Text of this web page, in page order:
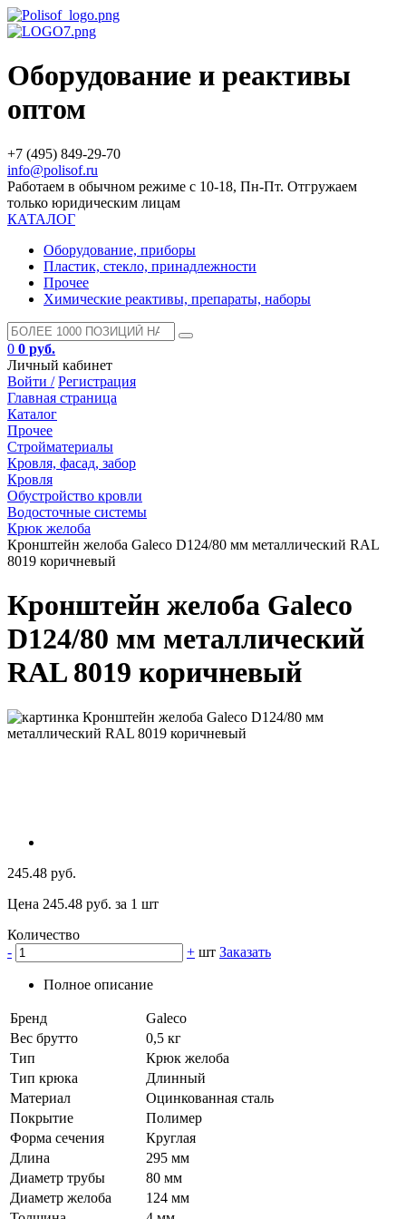
Оборудование и реактивы
оптом
+7 (495) 849-29-70
info@polisof.ru
Работаем в обычном режиме с 10-18, Пн-Пт. Отгружаем
только юридическим лицам
КАТАЛОГ
Оборудование, приборы
Пластик, стекло, принадлежности
Прочее
Химические реактивы, препараты, наборы
0 0 руб.
Личный кабинет
Войти / Регистрация
Главная страница
Каталог
Прочее
Стройматериалы
Кровля, фасад, забор
Кровля
Обустройство кровли
Водосточные системы
Крюк желоба
Кронштейн желоба Galeco D124/80 мм металлический RAL
8019 коричневый
Кронштейн желоба Galeco
D124/80 мм металлический
RAL 8019 коричневый
245.48 руб.
Цена 245.48 руб. за 1 шт
Количество
-
+ шт Заказать
Полное описание
Бренд
Galeco
Вес брутто
0,5 кг
Тип
Крюк желоба
Тип крюка
Длинный
Материал
Оцинкованная сталь
Покрытие
Полимер
Форма сечения
Круглая
Длина
295 мм
Диаметр трубы
80 мм
Диаметр желоба
124 мм